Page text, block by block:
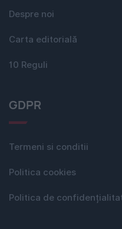
Despre noi
Carta editorială
10 Reguli
GDPR
Termeni si conditii
Politica cookies
Politica de